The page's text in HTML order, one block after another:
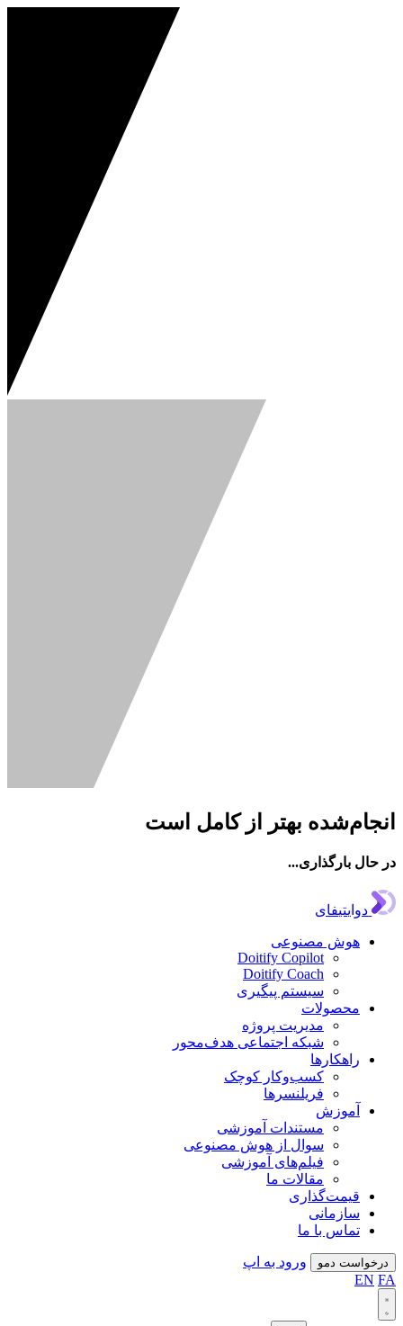
بهتر از کامل است
بارگذاری...
دوایتیفای
هوش مصنوعی
Doitify Copilot
Doitify Coach
سیستم پیگیری
محصولات
مدیریت پروژه
شبکه اجتماعی هدف‌محور
راهکارها
کسب‌وکار کوچک
فریلنسرها
آموزش
مستندات آموزشی
سوال از هوش مصنوعی
فیلم‌های آموزشی
مقالات ما
قیمت‌گذاری
سازمانی
تماس با ما
دمو
ورود به اپ
EN